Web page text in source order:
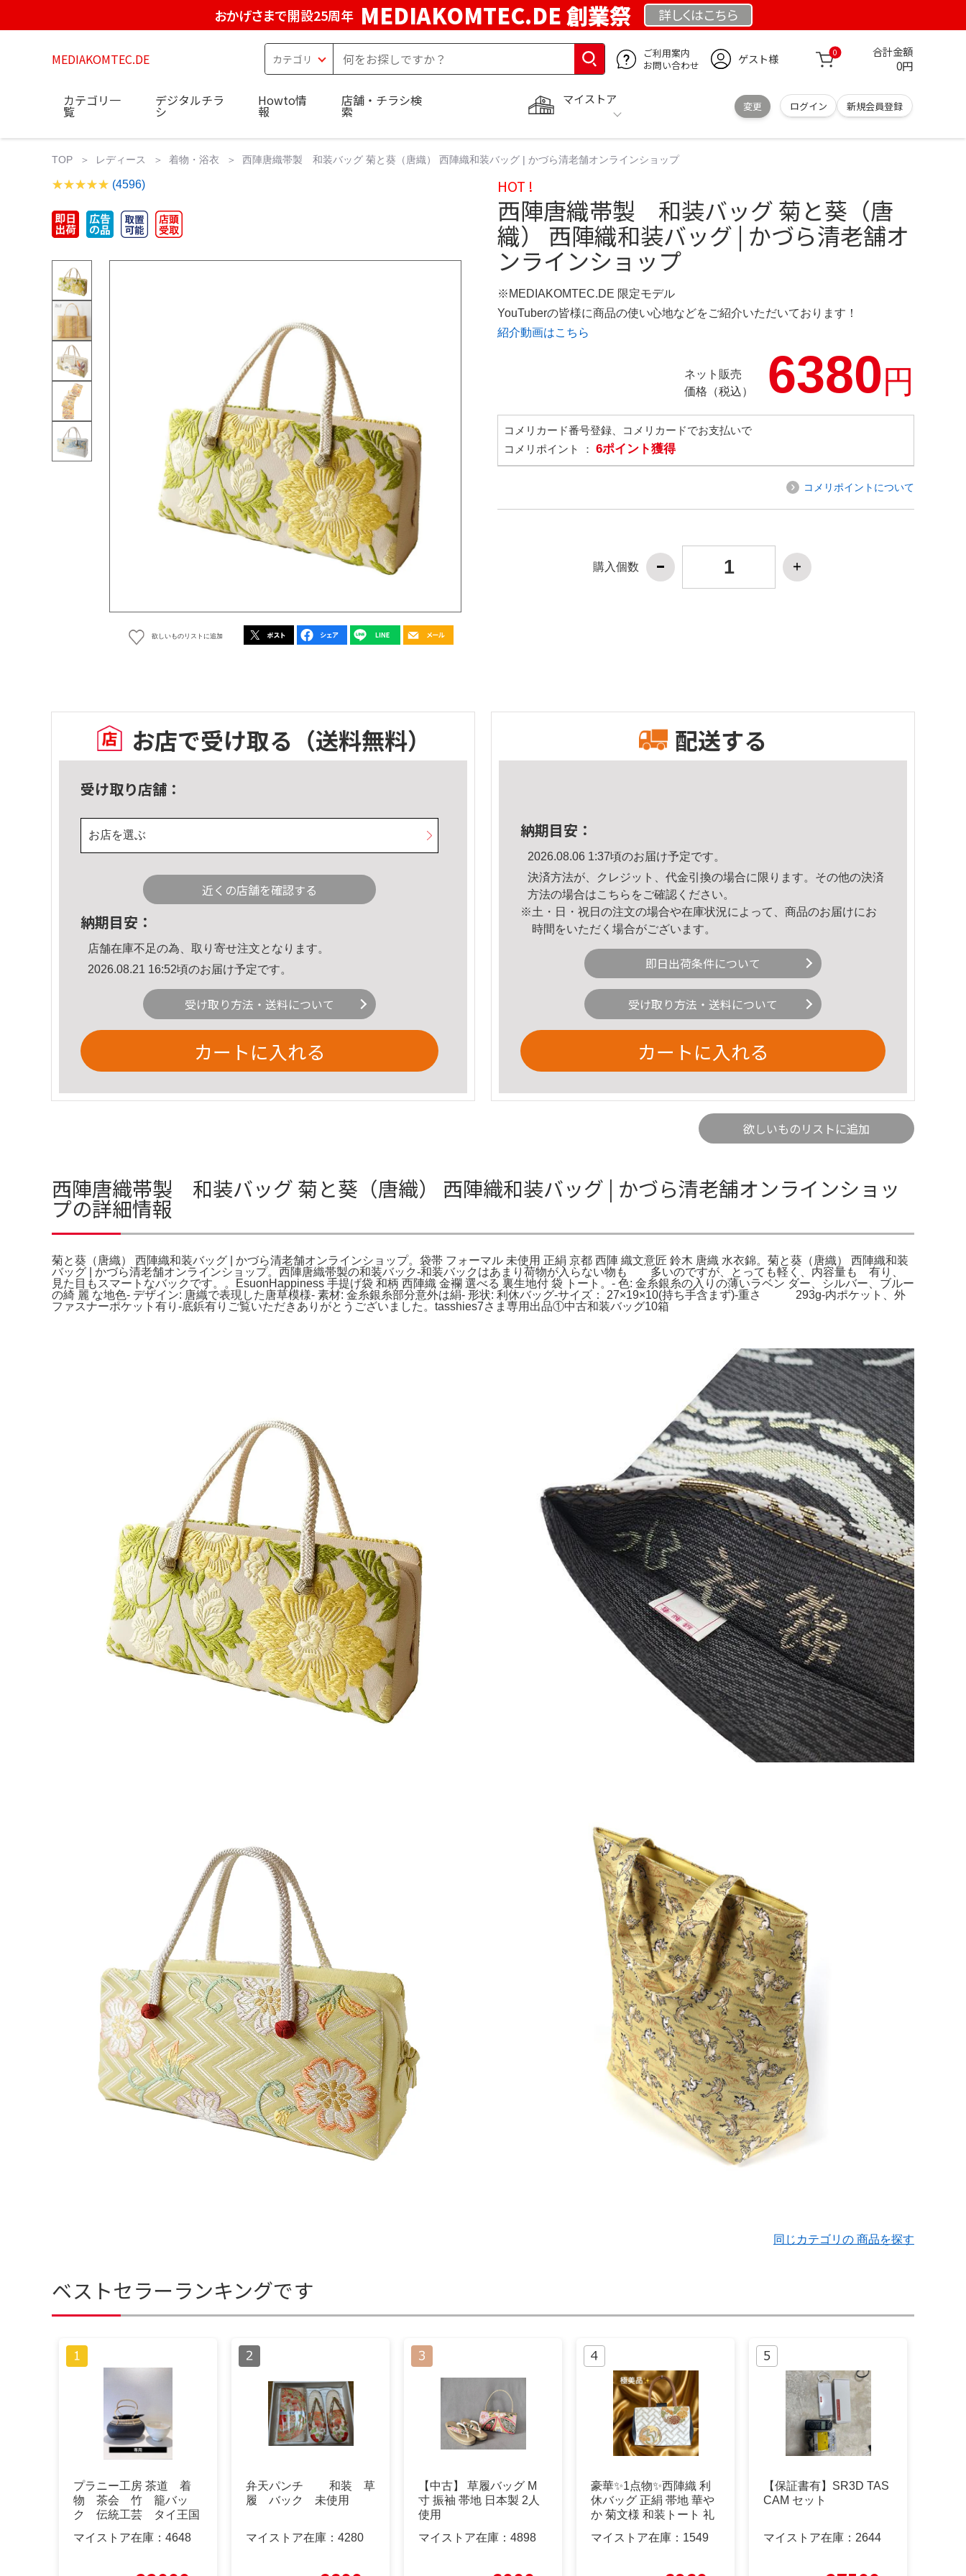
おかげさまで開設25周年 MEDIAKOMTEC.DE 創業祭 詳しくはこちら
MEDIAKOMTEC.DE
ご利用案内
お問い合わせ
ゲスト様 0 合計金額
0円
マイストア
変更 ログイン 新規会員登録
カテゴリ一
覧
デジタルチラ
シ
Howto情
報
店舗・チラシ検
索
TOP レディース 着物・浴衣 西陣唐織帯製 和装バッグ 菊と葵（唐織） 西陣織和装バッグ | かづら清老舗オンラインショップ
(4596)
欲しいものリストに追加
HOT !
西陣唐織帯製 和装バッグ 菊と葵（唐
織） 西陣織和装バッグ | かづら清老舗オ
ンラインショップ
※MEDIAKOMTEC.DE 限定モデル
YouTuberの皆様に商品の使い心地などをご紹介いただいております！
紹介動画はこちら
ネット販売
価格（税込）
6380円
コメリカード番号登録、コメリカードでお支払いで
コメリポイント ： 6ポイント獲得
コメリポイントについて
購入個数
お店で受け取る （送料無料）
受け取り店舗：
お店を選ぶ
近くの店舗を確認する
納期目安：
店舗在庫不足の為、取り寄せ注文となります。
2026.08.21 16:52頃のお届け予定です。
受け取り方法・送料について
カートに入れる
配送する
納期目安：
2026.08.06 1:37頃のお届け予定です。
決済方法が、クレジット、代金引換の場合に限ります。その他の決済
方法の場合はこちら をご確認ください。
※土・日・祝日の注文の場合や在庫状況によって、商品のお届けにお
時間をいただく場合がございます。
即日出荷条件について
受け取り方法・送料について
カートに入れる
欲しいものリストに追加
西陣唐織帯製 和装バッグ 菊と葵（唐織） 西陣織和装バッグ | かづら清老舗オンラインショッ
プの詳細情報
菊と葵（唐織） 西陣織和装バッグ | かづら清老舗オンラインショップ。袋帯 フォーマル 未使用 正絹 京都 西陣 織文意匠 鈴木 唐織 水衣錦。菊と葵（唐織） 西陣織和装
バッグ | かづら清老舗オンラインショップ。西陣唐織帯製の和装バック-和装バックはあまり荷物が入らない物も 多いのですが、とっても軽く、内容量も 有り、
見た目もスマートなバックです。。EsuonHappiness 手提げ袋 和柄 西陣織 金襴 選べる 裏生地付 袋 トート。- 色: 金糸銀糸の入りの薄いラベン ダー、シルバー、ブルー
の綺 麗 な地色- デザイン: 唐織で表現した唐草模様- 素材: 金糸銀糸部分意外は絹- 形状: 利休バッグ-サイズ： 27×19×10(持ち手含まず)-重さ 293g-内ポケット、外
ファスナーポケット有り-底鋲有りご覧いただきありがとうございました。tasshies7さま専用出品①中古和装バッグ10箱
同じカテゴリの 商品を探す
ベストセラーランキングです
プラニー工房 茶道 着
物 茶会 竹 籠バッ
ク 伝統工芸 タイ王国
マイストア在庫： 4648
弁天パンチ 和装 草
履 バック 未使用
マイストア在庫： 4280
【中古】 草履バッグ M
寸 振袖 帯地 日本製 2人
使用
マイストア在庫： 4898
豪華✨1点物✨西陣織 利
休バッグ 正絹 帯地 華や
か 菊文様 和装トート 礼
マイストア在庫： 1549
【保証書有】SR3D TAS
CAM セット
マイストア在庫： 2644